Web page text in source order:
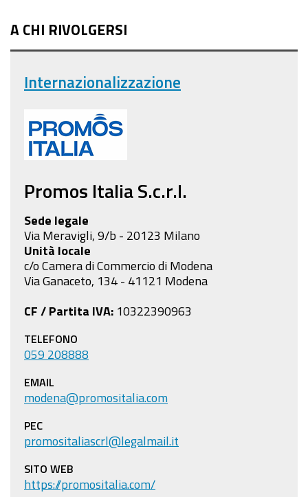
A CHI RIVOLGERSI
Internazionalizzazione
Promos Italia S.c.r.l.
Sede legale
Via Meravigli, 9/b - 20123 Milano
Unità locale
c/o Camera di Commercio di Modena
Via Ganaceto, 134 - 41121 Modena
CF / Partita IVA: 10322390963
TELEFONO
059 208888
EMAIL
modena@promositalia.com
PEC
promositaliascrl@legalmail.it
SITO WEB
https://promositalia.com/